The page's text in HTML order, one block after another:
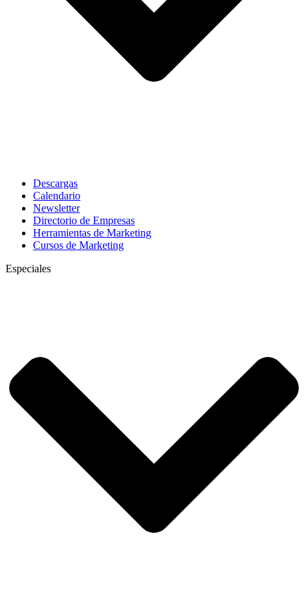
Descargas
Calendario
Newsletter
Directorio de Empresas
Herramientas de Marketing
Cursos de Marketing
Especiales